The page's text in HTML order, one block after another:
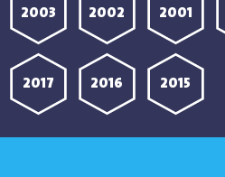
2001
2002
2003
2015
2016
2017